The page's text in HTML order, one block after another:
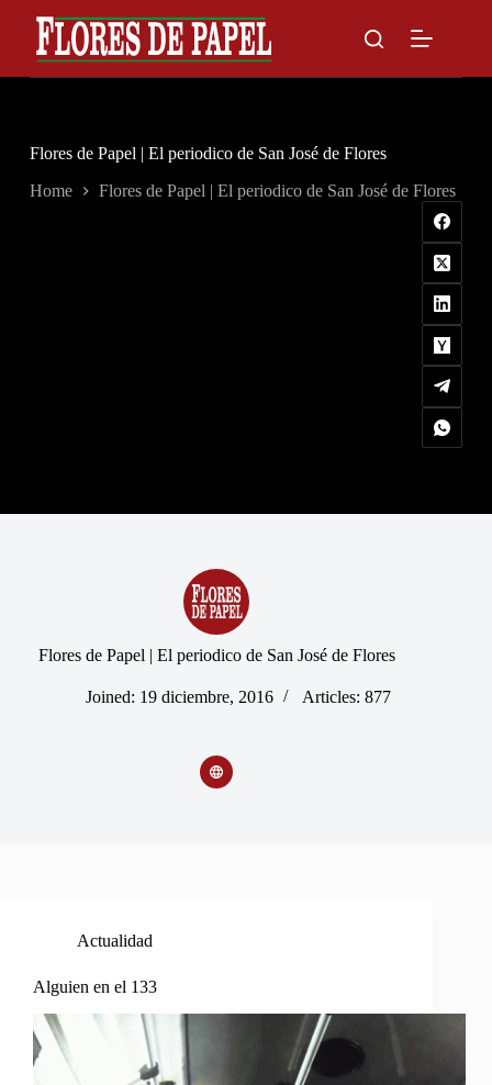
content
Flores de Papel | El periodico de San José de Flores
Home Flores de Papel | El periodico de San José de Flores
Flores de Papel | El periodico de San José de Flores
Joined: 19 diciembre, 2016 Articles: 877
Actualidad
Alguien en el 133